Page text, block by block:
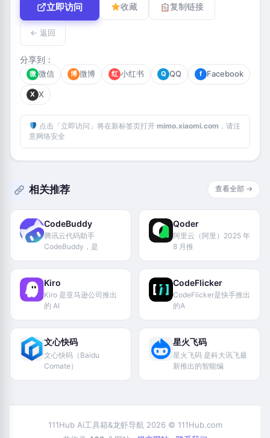
立即访问 收藏 复制链接
← 返回
分享到：
微 微信 博 微博 红 小红书 Q QQ f Facebook
X X
点击「立即访问」将在新标签页打开 mimo.xiaomi.com ，请注
意网络安全
相关推荐 查看全部 →
CodeBuddy
腾讯云代码助手
CodeBuddy，是
Qoder
阿里云（阿里）2025 年
8 月推
Kiro
Kiro 是亚马逊公司推出
的 AI
CodeFlicker
CodeFlicker是快手推出
的A
文心快码
文心快码（Baidu
Comate）
星火飞码
星火飞码 是科大讯飞最
新推出的智能编
111Hub Ai工具箱&龙虾导航 2026 © 111Hub.com